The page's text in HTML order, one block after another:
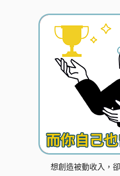
想創造被動收入，